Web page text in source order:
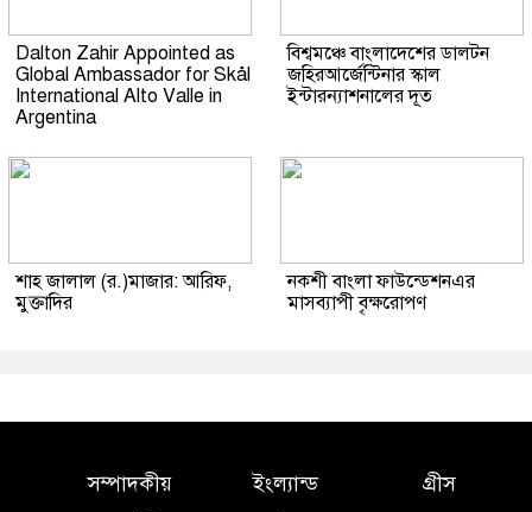
Dalton Zahir Appointed as
Global Ambassador for Skål
International Alto Valle in
Argentina
বিশ্বমঞ্চে বাংলাদেশের ডালটন
জহিরআর্জেন্টিনার স্কাল
ইন্টারন্যাশনালের দূত
শাহ জালাল (র.)মাজার: আরিফ,
মুক্তাদির
নকশী বাংলা ফাউন্ডেশনএর
মাসব্যাপী বৃক্ষরোপণ
সম্পাদকীয় ইংল্যান্ড
গ্রীস